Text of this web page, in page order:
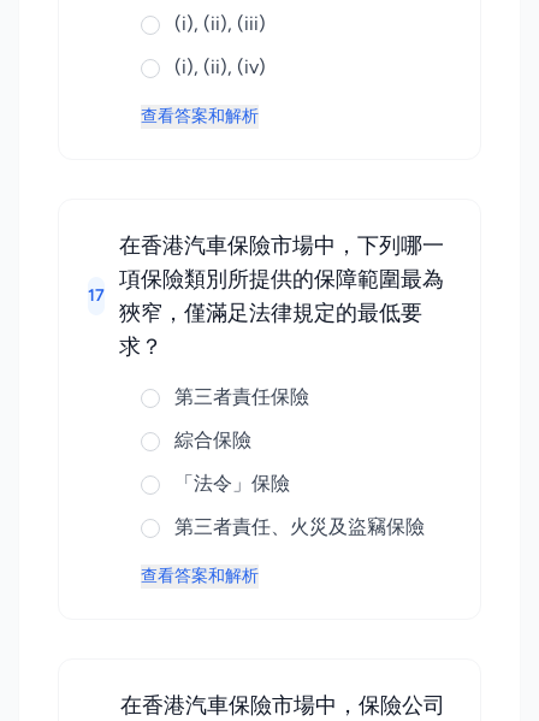
(i), (ii), (iii)
(i), (ii), (iv)
查看答案和解析
17
在香港汽車保險市場中，下列哪一
項保險類別所提供的保障範圍最為
狹窄，僅滿足法律規定的最低要
求？
第三者責任保險
綜合保險
「法令」保險
第三者責任、火災及盜竊保險
查看答案和解析
在香港汽車保險市場中，保險公司